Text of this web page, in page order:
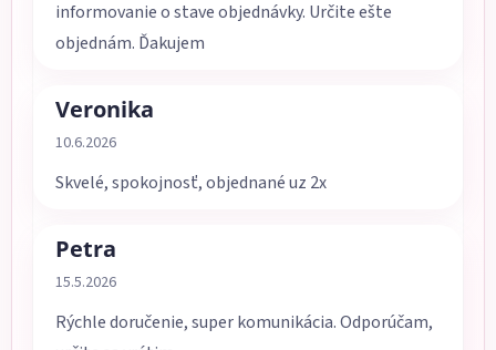
informovanie o stave objednávky. Určite ešte
objednám. Ďakujem
Veronika
Hodnotenie obchodu je 5 z 5 hviezdičiek.
10.6.2026
Skvelé, spokojnosť, objednané uz 2x
Petra
Hodnotenie obchodu je 5 z 5 hviezdičiek.
15.5.2026
Rýchle doručenie, super komunikácia. Odporúčam,